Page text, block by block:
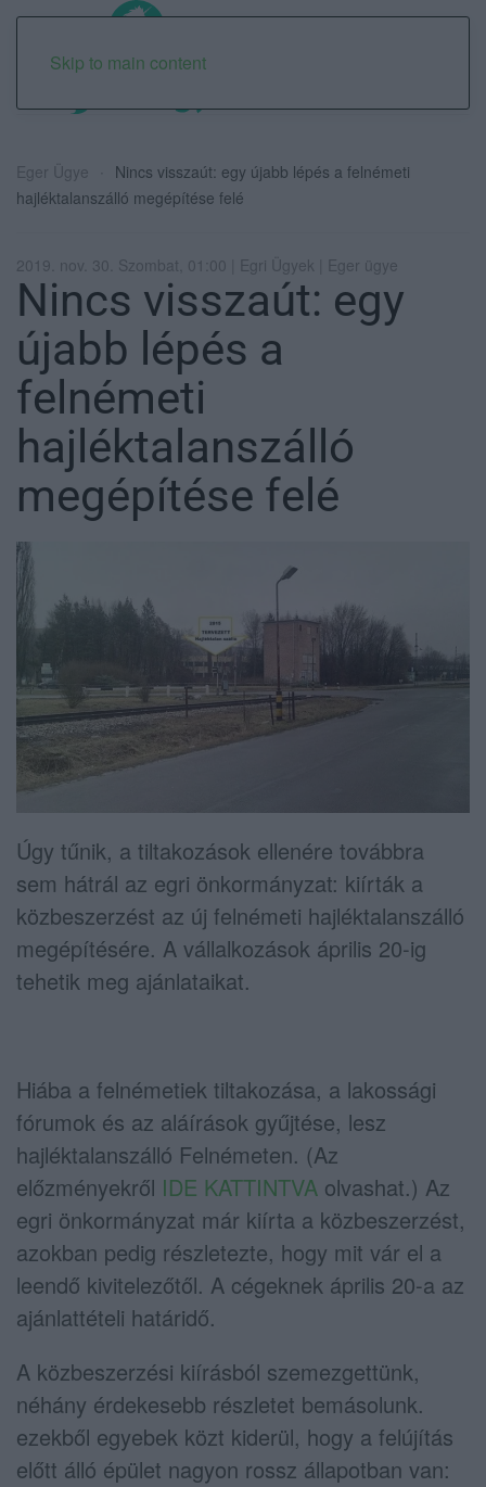
Skip to main content
Eger Ügye
Nincs visszaút: egy újabb lépés a felnémeti
hajléktalanszálló megépítése felé
2019. nov. 30. Szombat, 01:00 | Egri Ügyek | Eger ügye
Nincs visszaút: egy
újabb lépés a
felnémeti
hajléktalanszálló
megépítése felé
Úgy tűnik, a tiltakozások ellenére továbbra
sem hátrál az egri önkormányzat: kiírták a
közbeszerzést az új felnémeti hajléktalanszálló
megépítésére. A vállalkozások április 20-ig
tehetik meg ajánlataikat.
Hiába a felnémetiek tiltakozása, a lakossági
fórumok és az aláírások gyűjtése, lesz
hajléktalanszálló Felnémeten. (Az
előzményekről IDE KATTINTVA olvashat.) Az
egri önkormányzat már kiírta a közbeszerzést,
azokban pedig részletezte, hogy mit vár el a
leendő kivitelezőtől. A cégeknek április 20-a az
ajánlattételi határidő.
A közbeszerzési kiírásból szemezgettünk,
néhány érdekesebb részletet bemásolunk.
ezekből egyebek közt kiderül, hogy a felújítás
előtt álló épület nagyon rossz állapotban van: